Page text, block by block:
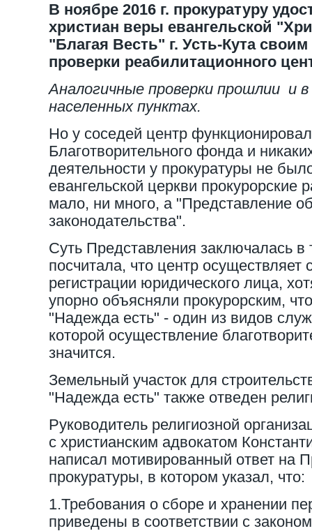
В ноябре 2016 г. прокуратуру
христиан веры евангельской
"Благая Весть" г. Усть-Кута
проверки реабилитационного
Аналогичные проверки прошлии и
населенных пунктах.
Но у соседей центр
Благотворительного фонда и
деятельности у прокуратуры не
евангельской церкви прокурорские
мало, ни много, а "Представление
законодательства".
Суть Представления заключалась в
посчитала, что центр осуществляет
регистрации юридического лица,
упорно объясняли прокурорским,
"Надежда есть" - один из видов
которой осуществление
значится.
Земельный участок для
"Надежда есть" также отведен
Руководитель религиозной
с христианским адвокатом
написал мотивированный ответ на
прокуратуры, в котором указал, что:
1.Требования о сборе и хранении
приведены в соответствии с